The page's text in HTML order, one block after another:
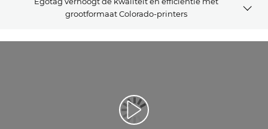
grootformaat Colorado-printers
VIDEO
GERELATEERDE OPLOSSINGEN
Video afspelen